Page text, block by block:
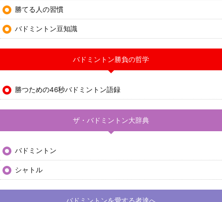
勝てる人の習慣
バドミントン豆知識
バドミントン勝負の哲学
勝つための46秒バドミントン語録
ザ・バドミントン大辞典
バドミントン
シャトル
バドミントンを愛する者達へ